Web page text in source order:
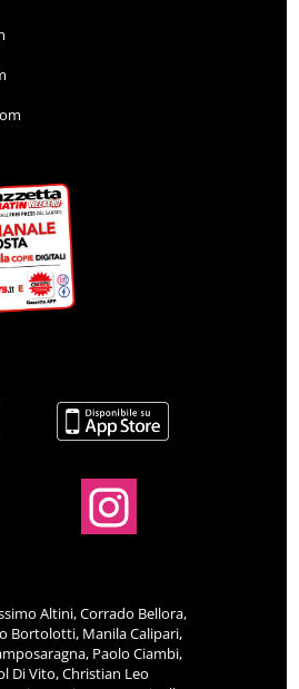
Altini, Corrado Bellora,
Bortolotti, Manila Calipari,
Paolo Ciambi,
Di Vito, Christian Leo